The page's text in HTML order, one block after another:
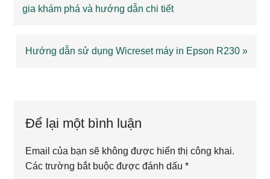
Post:
gia khám phá và hướng dẫn chi tiết
Next
Hướng dẫn sử dụng Wicreset máy in Epson R230 »
Để lại một bình luận
Email của bạn sẽ không được hiển thị công khai.
Các trường bắt buộc được đánh dấu*